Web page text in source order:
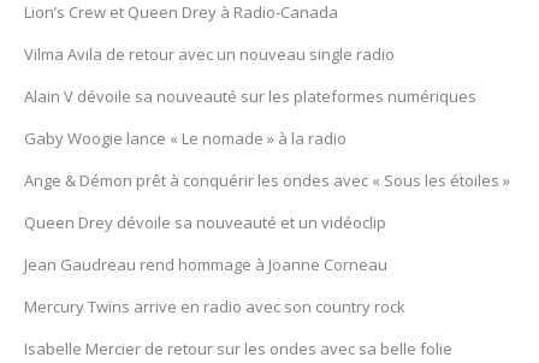
Lion’s Crew et Queen Drey à Radio-Canada
Vilma Avila de retour avec un nouveau single radio
Alain V dévoile sa nouveauté sur les plateformes numériques
Gaby Woogie lance « Le nomade » à la radio
Ange & Démon prêt à conquérir les ondes avec « Sous les étoiles »
Queen Drey dévoile sa nouveauté et un vidéoclip
Jean Gaudreau rend hommage à Joanne Corneau
Mercury Twïns arrive en radio avec son country rock
Isabelle Mercier de retour sur les ondes avec sa belle folie